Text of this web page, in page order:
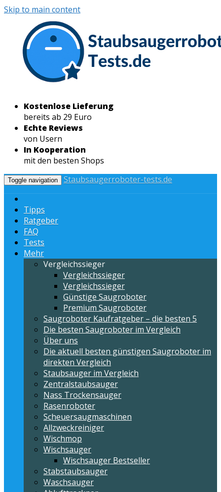
Skip to main content
Kostenlose Lieferung
bereits ab 29 Euro
Echte Reviews
von Usern
In Kooperation
mit den besten Shops
Toggle navigation Staubsaugerroboter-tests.de
Tipps
Ratgeber
FAQ
Tests
Mehr
Vergleichssieger
Vergleichssieger
Vergleichssieger
Günstige Saugroboter
Premium Saugroboter
Saugroboter Kaufratgeber – die besten 5
Die besten Saugroboter im Vergleich
Über uns
Die aktuell besten günstigen Saugroboter im
direkten Vergleich
Staubsauger im Vergleich
Zentralstaubsauger
Nass Trockensauger
Rasenroboter
Scheuersaugmaschinen
Allzweckreiniger
Wischmop
Wischsauger
Wischsauger Bestseller
Stabstaubsauger
Waschsauger